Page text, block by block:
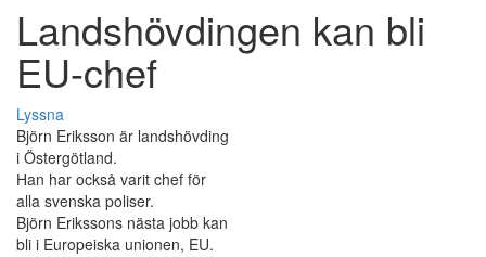
Landshövdingen kan bli
EU-chef
Lyssna
Björn Eriksson är landshövding
i Östergötland.
Han har också varit chef för
alla svenska poliser.
Björn Erikssons nästa jobb kan
bli i Europeiska unionen, EU.